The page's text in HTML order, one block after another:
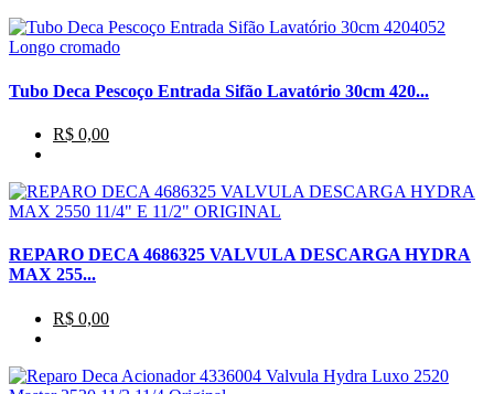
Tubo Deca Pescoço Entrada Sifão Lavatório 30cm 420...
R$ 0,00
REPARO DECA 4686325 VALVULA DESCARGA HYDRA
MAX 255...
R$ 0,00